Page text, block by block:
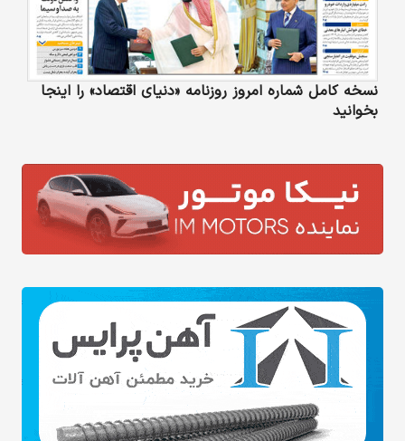
نسخه کامل شماره امروز روزنامه «دنیای‌ اقتصاد» را اینجا
بخوانید